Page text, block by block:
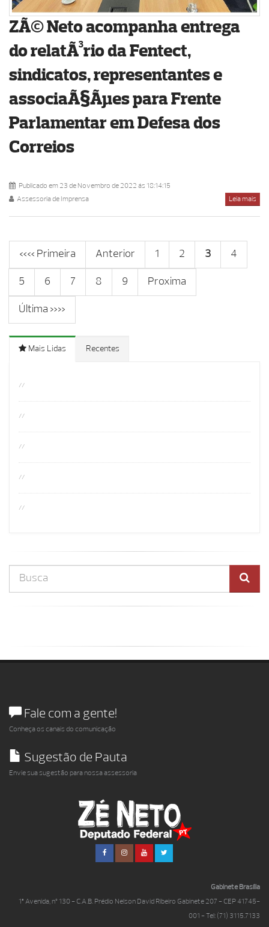
ZÃ© Neto acompanha entrega
do relatÃ³rio da Fentect,
sindicatos, representantes e
associaÃ§Ãµes para Frente
Parlamentar em Defesa dos
Correios
Publicado em 23 de Novembro de 2022 ás 18:14:15
Assessoria de Imprensa
Leia mais
«« Primeira Anterior 1 2 3 4
5 6 7 8 9 Proxima
Última »»
Mais Lidas Recentes
//
//
//
//
//
Fale com a gente!
Conheça os canais do comunicação
Sugestão de Pauta
Envie sua sugestão para nossa assessoria
Gabinete Brasília
1ª Avenida, nº 130 - C.A.B. Prédio Nelson David Ribeiro Gabinete 207 - CEP 41745-
001 - Tel: (71) 3115.7133